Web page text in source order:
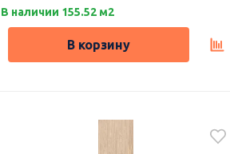
В наличии 155.52 м2
В корзину